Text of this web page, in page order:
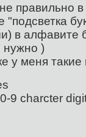
правильно
"подсветка
в алфавите
нужно )
у меня такие
charcter